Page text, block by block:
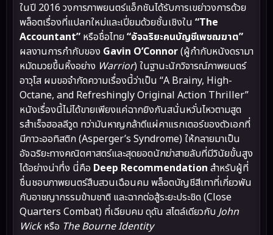
ในปี 2016 วงการภาพยนตร์แอ็กชันได้รับการเขย่าวงการด้วย
พล็อตเรื่องที่แปลกใหม่และเปี่ยมด้วยชั้นเชิงใน “The
Accountant” หรือชื่อไทย“อัจฉริยะคนบัญชีเพชฌฆาต”
ผลงานการกำกับของ Gavin O’Connor(ผู้กำกับหนังดรามา
หมัดมวยขึ้นหิ้งอย่าง Warrior) ในฐานะนักวิจารณ์ภาพยนตร์
อาวุโส ผมขอจำกัดความเรื่องนี้ว่าเป็น “A Brainy, High-
Octane, and Refreshingly Original Action Thriller”
หนังเรื่องนี้ไม่ได้ขายเพียงแค่ฉากยิงกันสนั่นหวั่นไหวตามสูต
รสำเร็จฮอลลีวูด ทว่ามันหาญกล้าตีแผ่คาแรกเตอร์ของตัวเอกที่
มีภาวะออทิสติก (Asperger’s Syndrome) ให้กลายมาเป็น
อัจฉริยะทางคณิตศาสตร์และสุดยอดนักฆ่าสายลับที่มีวินัยขั้นสูง
ได้อย่างน่าทึ่ง นี่คือ Deep Recommendation สำหรับผู้ที่
ชื่นชอบภาพยนตร์สืบสวนเฉือนคม พล็อตบัญชีสีเทาที่เกี่ยวพัน
กับอาชญากรรมข้ามชาติ และฉากต่อสู้ระยะประชิด (Close
Quarters Combat) ที่เฉียบคม ดุดัน สไตล์เดียวกับJohn
Wickหรือ The Bourne Identity